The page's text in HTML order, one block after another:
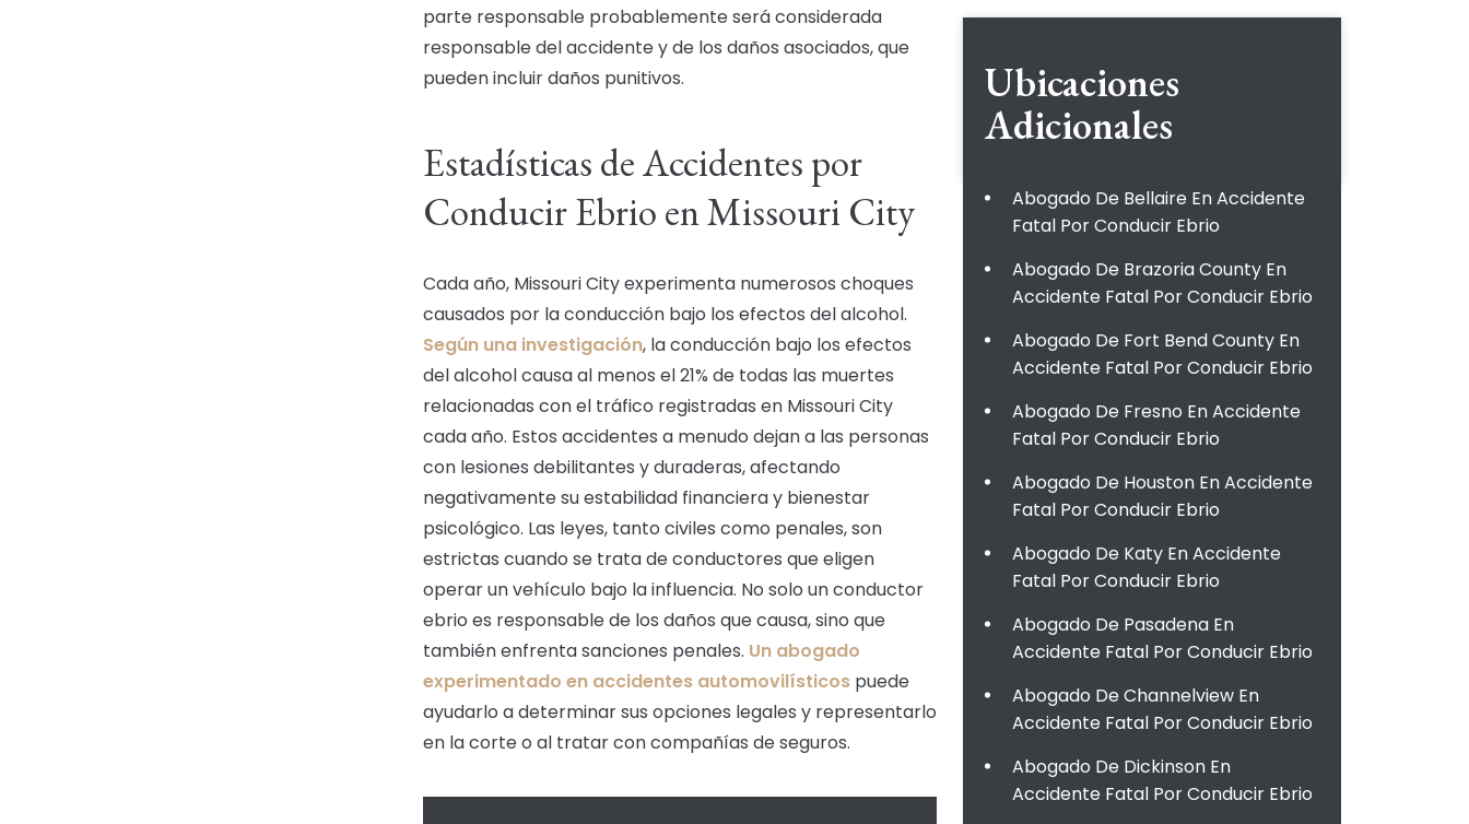
parte responsable probablemente será considerada
responsable del accidente y de los daños asociados, que
pueden incluir daños punitivos.
Estadísticas de Accidentes por
Conducir Ebrio en Missouri City
Cada año, Missouri City experimenta numerosos choques
causados por la conducción bajo los efectos del alcohol.
Según una investigación, la conducción bajo los efectos
del alcohol causa al menos el 21% de todas las muertes
relacionadas con el tráfico registradas en Missouri City
cada año. Estos accidentes a menudo dejan a las personas
con lesiones debilitantes y duraderas, afectando
negativamente su estabilidad financiera y bienestar
psicológico. Las leyes, tanto civiles como penales, son
estrictas cuando se trata de conductores que eligen
operar un vehículo bajo la influencia. No solo un conductor
ebrio es responsable de los daños que causa, sino que
también enfrenta sanciones penales. Un abogado
experimentado en accidentes automovilísticos puede
ayudarlo a determinar sus opciones legales y representarlo
en la corte o al tratar con compañías de seguros.
Ubicaciones
Adicionales
Abogado De Bellaire En Accidente
Fatal Por Conducir Ebrio
Abogado De Brazoria County En
Accidente Fatal Por Conducir Ebrio
Abogado De Fort Bend County En
Accidente Fatal Por Conducir Ebrio
Abogado De Fresno En Accidente
Fatal Por Conducir Ebrio
Abogado De Houston En Accidente
Fatal Por Conducir Ebrio
Abogado De Katy En Accidente
Fatal Por Conducir Ebrio
Abogado De Pasadena En
Accidente Fatal Por Conducir Ebrio
Abogado De Channelview En
Accidente Fatal Por Conducir Ebrio
Abogado De Dickinson En
Accidente Fatal Por Conducir Ebrio